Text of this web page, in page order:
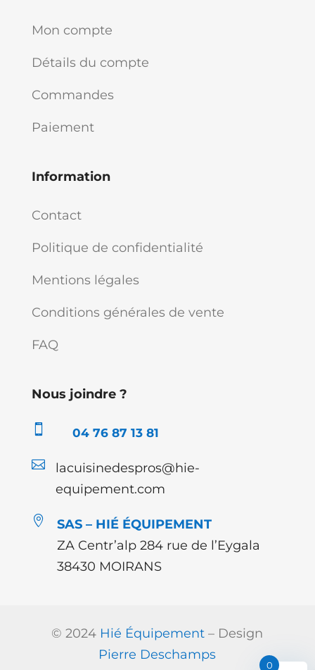
Mon compte
Détails du compte
Commandes
Paiement
Information
Contact
Politique de confidentialité
Mentions légales
Conditions générales de vente
FAQ
Nous joindre ?
 04 76 87 13 81

lacuisinedespros@hie-
equipement.com

SAS – HIÉ ÉQUIPEMENT
ZA Centr’alp 284 rue de l’Eygala
38430 MOIRANS
© 2024 Hié Équipement – Design
Pierre Deschamps
0